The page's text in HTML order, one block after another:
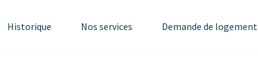
Historique Nos services Demande de logement